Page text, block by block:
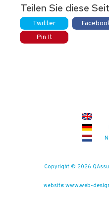
Teilen Sie diese
Twitter
Pin It
Copyright © 2026
website: www.web-